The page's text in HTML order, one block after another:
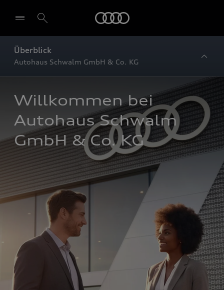
Überblick
Autohaus Schwalm GmbH & Co. KG
Willkommen bei
Autohaus Schwalm
GmbH & Co. KG